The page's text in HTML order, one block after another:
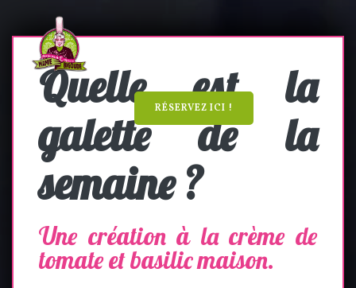
RÉSERVEZ ICI !
Quelle est la
galette de la
semaine ?
Une création à la crème de
tomate et basilic maison.